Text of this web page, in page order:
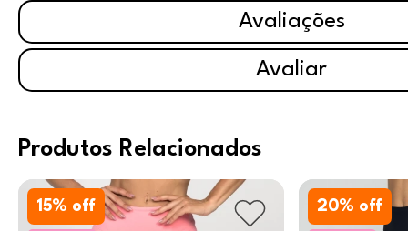
Avaliações
Avaliar
Produtos Relacionados
15% off 20% off